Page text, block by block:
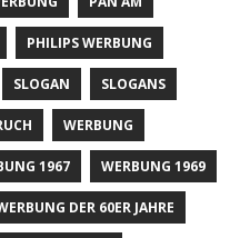
PHILIPS WERBUNG
SLOGAN SLOGANS
WERBUNG
1967 WERBUNG 1969
DER 60ER JAHRE